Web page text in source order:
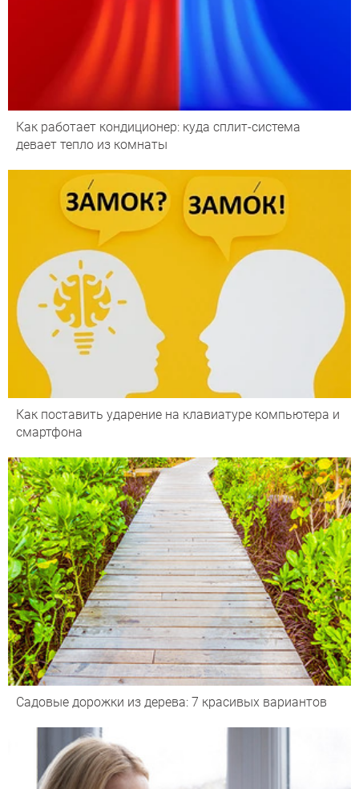
Как работает кондиционер: куда сплит-система
девает тепло из комнаты
Как поставить ударение на клавиатуре компьютера и
смартфона
Садовые дорожки из дерева: 7 красивых вариантов